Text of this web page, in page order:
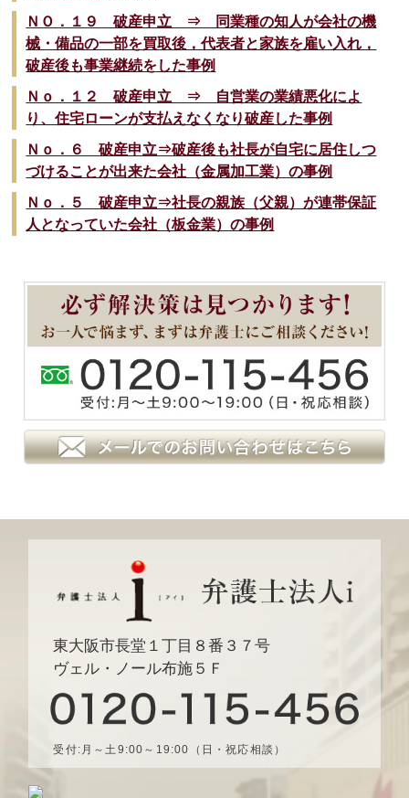
ＮＯ．１９ 破産申立 ⇒ 同業種の知人が会社の機
械・備品の一部を買取後，代表者と家族を雇い入れ，
破産後も事業継続をした事例
Ｎｏ．１２ 破産申立 ⇒ 自営業の業績悪化によ
り、住宅ローンが支払えなくなり破産した事例
Ｎｏ．６ 破産申立⇒破産後も社長が自宅に居住しつ
づけることが出来た会社（金属加工業）の事例
Ｎｏ．５ 破産申立⇒社長の親族（父親）が連帯保証
人となっていた会社（板金業）の事例
東大阪市長堂１丁目８番３７号
ヴェル・ノール布施５Ｆ
受付:月～土9:00～19:00（日・祝応相談）